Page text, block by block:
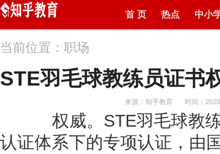
首 页 热点 中小
当前位置：职场
STE羽毛球教练员证书
来源：知乎教育 时间：
权威。STE羽毛球教练
认证体系下的专项认证，由